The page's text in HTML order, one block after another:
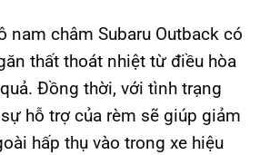
nam châm Subaru Outback có
thất thoát nhiệt từ điều hòa
Đồng thời, với tình trạng
hỗ trợ của rèm sẽ giúp giảm
hấp thụ vào trong xe hiệu